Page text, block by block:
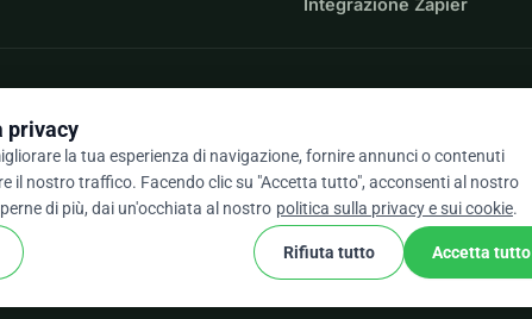
oltre 500 recensioni
Impostazioni Cookie
privacy
la tua esperienza di navigazione, fornire annunci o contenuti
il nostro traffico. Facendo clic su "Accetta tutto", acconsenti al nostro
di più, dai un'occhiata al nostro politica sulla privacy e sui cookie.
Rifiuta tutto Accetta tutto